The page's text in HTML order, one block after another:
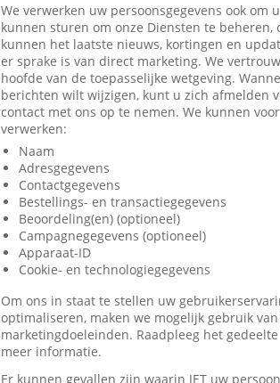
We verwerken uw persoonsgegevens ook
kunnen sturen om onze Diensten te
kunnen het laatste nieuws, kortingen en
er sprake is van direct marketing. We
hoofde van de toepasselijke wetgeving.
berichten wilt wijzigen, kunt u zich afmelden
contact met ons op te nemen. We kunnen
verwerken:
Naam
Adresgegevens
Contactgegevens
Bestellings- en transactiegegevens
Beoordeling(en) (optioneel)
Campagnegegevens (optioneel)
Apparaat-ID
Cookie- en technologiegegevens
Om ons in staat te stellen uw
optimaliseren, maken we mogelijk gebruik
marketingdoeleinden. Raadpleeg het
meer informatie.
Er kunnen gevallen zijn waarin JET uw